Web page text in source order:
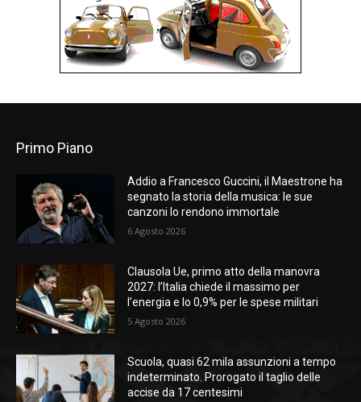
Primo Piano
Addio a Francesco Guccini, il Maestrone ha
segnato la storia della musica: le sue
canzoni lo rendono immortale
6 Agosto 2026
Clausola Ue, primo atto della manovra
2027: l’Italia chiede il massimo per
l’energia e lo 0,9% per le spese militari
5 Agosto 2026
Scuola, quasi 62 mila assunzioni a tempo
indeterminato. Prorogato il taglio delle
accise da 17 centesimi